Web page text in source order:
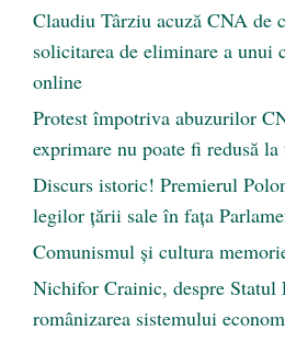
Claudiu Târziu acuză CNA de
solicitarea de eliminare a
online
Protest împotriva abuzurilor
exprimare nu poate fi redusă la
Discurs istoric! Premierul
legilor țării sale în fața
Comunismul şi cultura
Nichifor Crainic, despre Statul
românizarea sistemului